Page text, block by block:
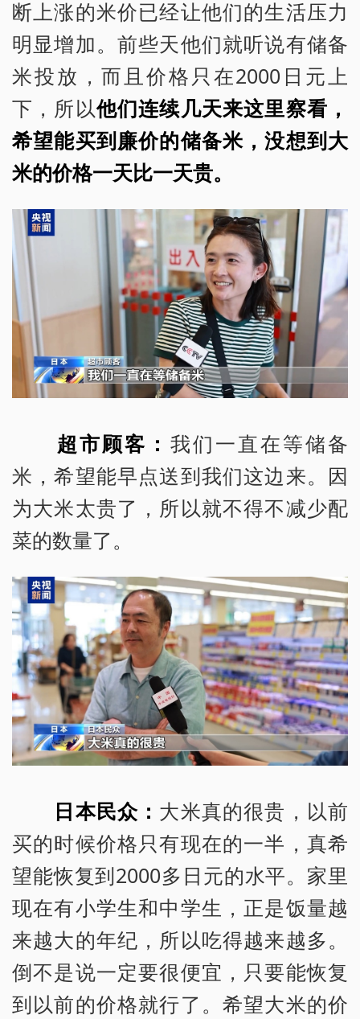
断上涨的米价已经让他们的生活压力
明显增加。前些天他们就听说有储备
米投放，而且价格只在2000日元上
下，所以他们连续几天来这里察看，
希望能买到廉价的储备米，没想到大
米的价格一天比一天贵。
超市顾客： 我们一直在等储备
米，希望能早点送到我们这边来。因
为大米太贵了，所以就不得不减少配
菜的数量了。
日本民众： 大米真的很贵，以前
买的时候价格只有现在的一半，真希
望能恢复到2000多日元的水平。家里
现在有小学生和中学生，正是饭量越
来越大的年纪，所以吃得越来越多。
倒不是说一定要很便宜，只要能恢复
到以前的价格就行了。希望大米的价